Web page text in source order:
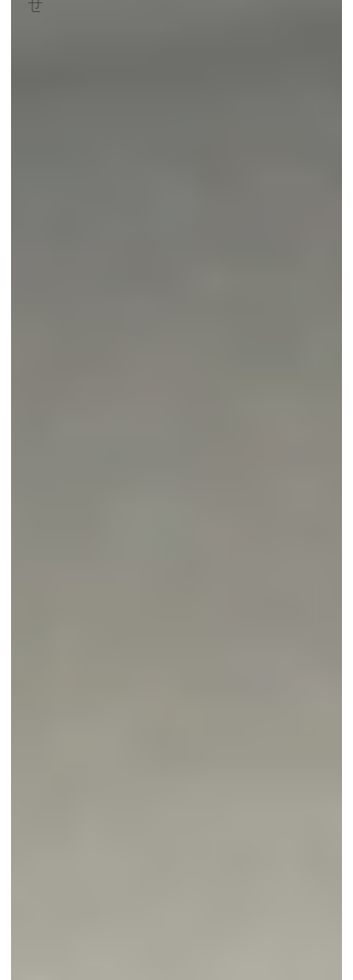
せ